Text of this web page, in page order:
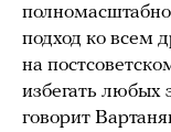
подход ко всем
на
избегать любых
говорит